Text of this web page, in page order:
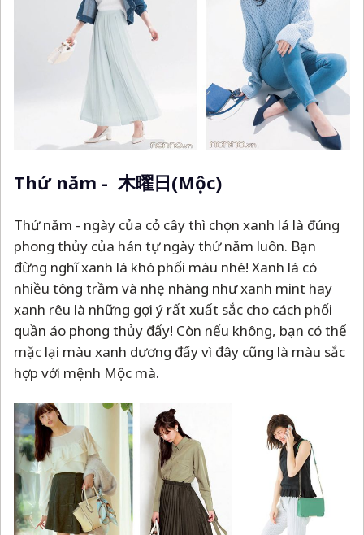
Thứ năm - 木曜日(Mộc)
Thứ năm - ngày của cỏ cây thì chọn xanh lá là đúng
phong thủy của hán tự ngày thứ năm luôn. Bạn
đừng nghĩ xanh lá khó phối màu nhé! Xanh lá có
nhiều tông trầm và nhẹ nhàng như xanh mint hay
xanh rêu là những gợi ý rất xuất sắc cho cách phối
quần áo phong thủy đấy! Còn nếu không, bạn có thể
mặc lại màu xanh dương đấy vì đây cũng là màu sắc
hợp với mệnh Mộc mà.